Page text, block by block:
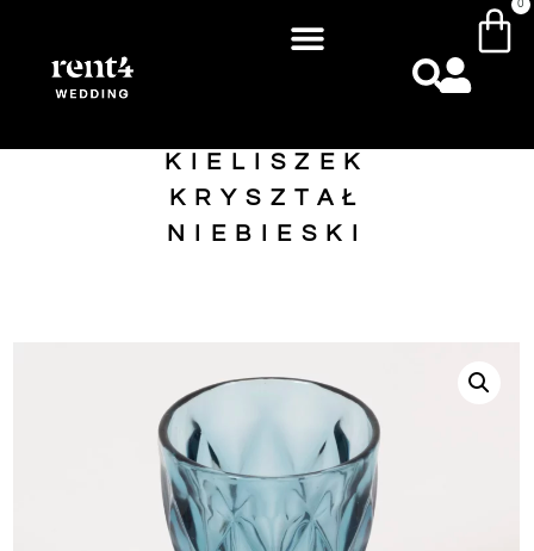
0
KIELISZEK
KRYSZTAŁ
NIEBIESKI